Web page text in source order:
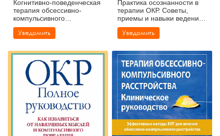
Когнитивно-поведенческая
терапия обсессивно-
компульсивного
расстройства
Уведомить
Практика осознанности в
терапии ОКР. Советы,
приемы и навыки ведения
полноценной жизни
Уведомить